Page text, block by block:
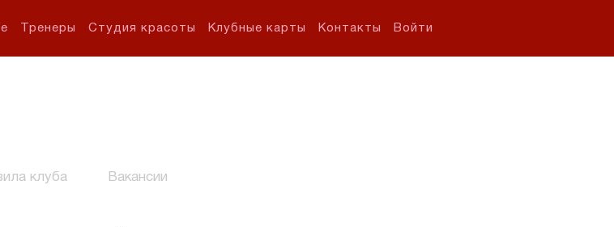
Тренеры Студия красоты Клубные карты Контакты Войти
клуба Вакансии